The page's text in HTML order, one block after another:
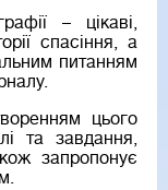
– цікаві,
спасіння, а
питанням
цього
та завдання,
запропонує